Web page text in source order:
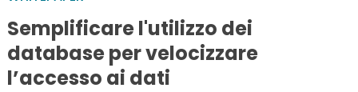
Semplificare l'utilizzo dei
database per velocizzare
l’accesso ai dati